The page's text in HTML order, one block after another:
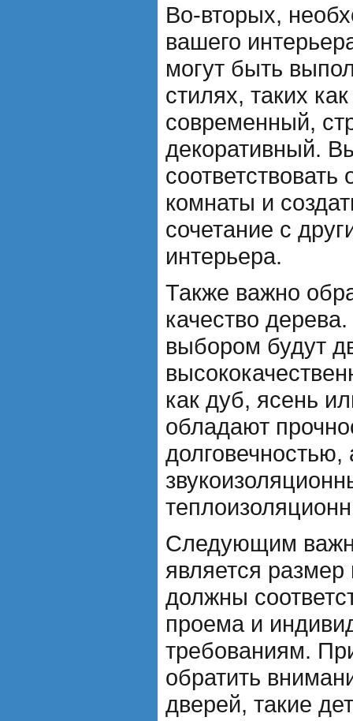
Во-вторых,
вашего
могут быть
стилях, таких
современный,
декоративный.
комнаты и
сочетание с
интерьера.
Также важно
качество
выбором будут
как дуб, ясень
обладают
Следующим
является
должны
проема и
требованиям.
обратить
дверей, такие